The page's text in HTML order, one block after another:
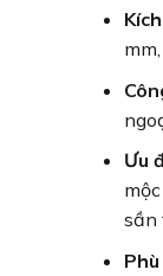
Ưu
sần